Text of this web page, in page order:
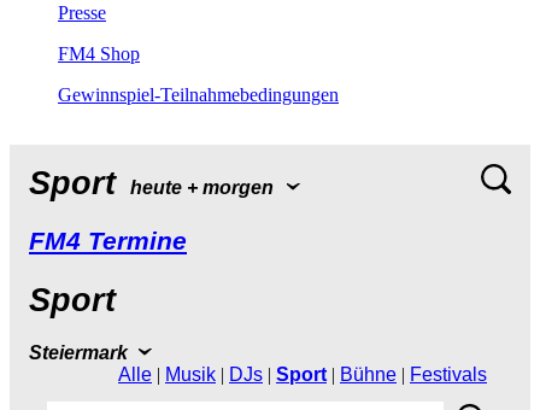
Presse
FM4Shop
Gewinnspiel-Teilnahmebedingungen
Sport heute+morgen
FM4Termine
Sport
Steiermark
Alle | Musik | DJs | Sport | Bühne | Festivals